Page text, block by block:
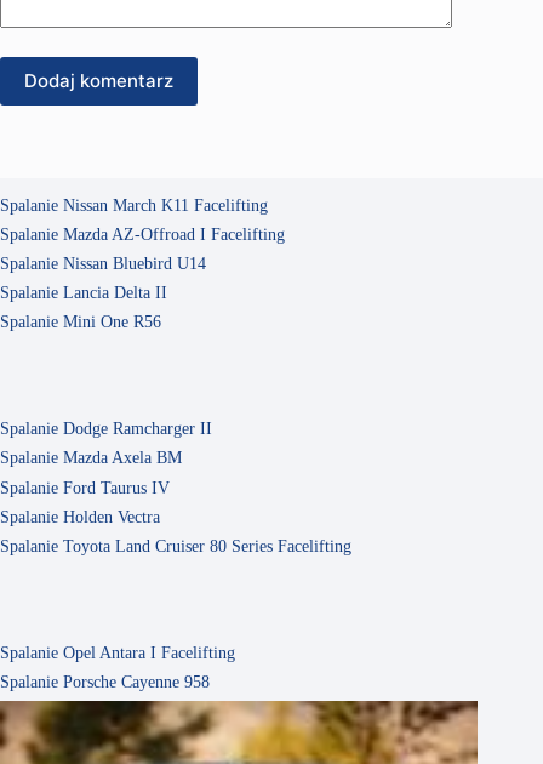
Dodaj komentarz
Spalanie Nissan March K11 Facelifting
Spalanie Mazda AZ-Offroad I Facelifting
Spalanie Nissan Bluebird U14
Spalanie Lancia Delta II
Spalanie Mini One R56
Spalanie Dodge Ramcharger II
Spalanie Mazda Axela BM
Spalanie Ford Taurus IV
Spalanie Holden Vectra
Spalanie Toyota Land Cruiser 80 Series Facelifting
Spalanie Opel Antara I Facelifting
Spalanie Porsche Cayenne 958